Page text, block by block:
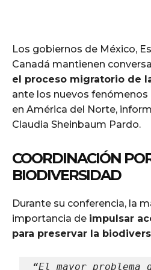
Los gobiernos de México,
Canadá mantienen
el proceso migratorio de
ante los nuevos
en América del Norte,
Claudia Sheinbaum Pardo.
COORDINACIÓN
BIODIVERSIDAD
Durante su conferencia, la
importancia de impulsar
para preservar la
“El mayor problema